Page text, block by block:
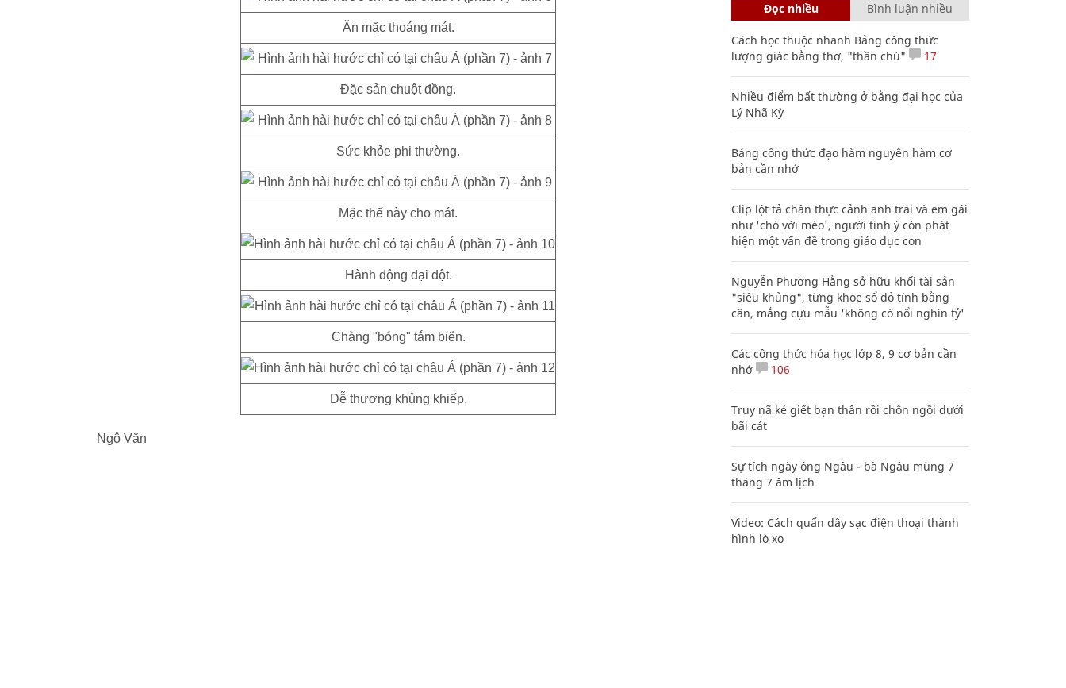
Ăn mặc thoáng mát.
Đặc sản chuột đồng.
Sức khỏe phi thường.
Mặc thế này cho mát.
Hành động dại dột.
Chàng "bóng" tắm biển.
Dễ thương khủng khiếp.
Ngô Văn
Đọc nhiều Bình luận nhiều
Cách học thuộc nhanh Bảng công thức
lượng giác bằng thơ, "thần chú"
17
Nhiều điểm bất thường ở bằng đại học của
Lý Nhã Kỳ
Bảng công thức đạo hàm nguyên hàm cơ
bản cần nhớ
Clip lột tả chân thực cảnh anh trai và em gái
như 'chó với mèo', người tinh ý còn phát
hiện một vấn đề trong giáo dục con
Nguyễn Phương Hằng sở hữu khối tài sản
"siêu khủng", từng khoe sổ đỏ tính bằng
cân, mắng cựu mẫu 'không có nổi nghìn tỷ'
Các công thức hóa học lớp 8, 9 cơ bản cần
nhớ
106
Truy nã kẻ giết bạn thân rồi chôn ngồi dưới
bãi cát
Sự tích ngày ông Ngâu - bà Ngâu mùng 7
tháng 7 âm lịch
Video: Cách quấn dây sạc điện thoại thành
hình lò xo